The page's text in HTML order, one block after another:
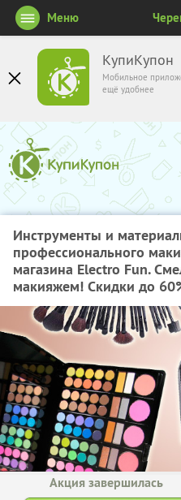
КупиКупон
Мобильное
ещё удобнее
Меню
Инструменты и
профессионального
магазина Electro Fun.
макияжем! Скидки до
Акция завершилась